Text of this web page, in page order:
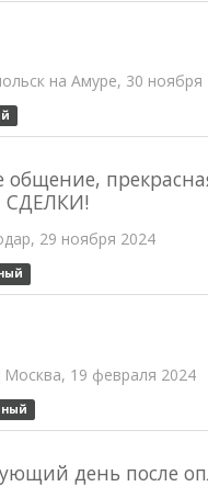
на Амуре, 30 ноября
общение,
29 ноября 2024
Москва, 19 февраля 2024
день после